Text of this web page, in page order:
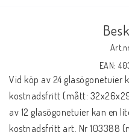
EAN:
Vid köp av 24 glasögonetuier
kostnadsfritt (mått:
av 12 glasögonetuier kan en
kostnadsfritt art. Nr 103388